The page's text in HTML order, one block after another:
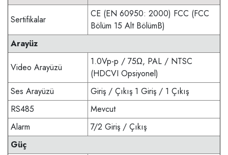
Sertifikalar
CE (EN 60950: 2000) FCC (FCC
Bölüm 15 Alt BölümB)
Arayüz
Video Arayüzü
1.0Vp-p / 75Ω, PAL / NTSC
(HDCVI Opsiyonel)
Ses Arayüzü
Giriş / Çıkış 1 Giriş / 1 Çıkış
RS485
Mevcut
Alarm
7/2 Giriş / Çıkış
Güç